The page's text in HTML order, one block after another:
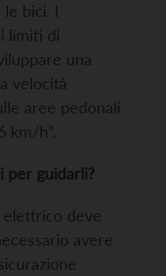
bici. I
limiti di
una
velocità
aree pedonali
km/h”.
per guidarli?
deve
avere